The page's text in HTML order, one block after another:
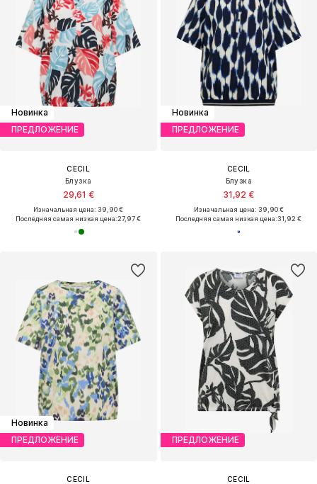
Новинка
ПРЕДЛОЖЕНИЕ
CECIL
Блузка
29,61 €
Изначальная цена: 39,90 €
Последняя самая низкая цена:27,97 €
Новинка
ПРЕДЛОЖЕНИЕ
CECIL
Блузка
31,92 €
Изначальная цена: 39,90 €
Последняя самая низкая цена:31,92 €
Новинка
ПРЕДЛОЖЕНИЕ
CECIL
ПРЕДЛОЖЕНИЕ
CECIL